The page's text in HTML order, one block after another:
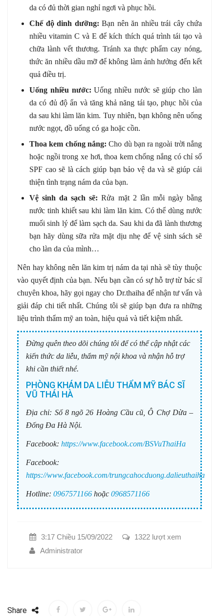
da có đủ thời gian nghỉ ngơi và phục hồi.
Chế độ dinh dưỡng: Bạn nên ăn nhiều trái cây chứa
nhiều vitamin C và E để kích thích quá trình tái tạo và
chữa lành vết thương. Tránh xa thực phẩm cay nóng,
thức ăn nhiều dầu mỡ để không làm ảnh hưởng đến kết
quả điều trị.
Uống nhiều nước: Uống nhiều nước sẽ giúp cho làn
da có đủ độ ẩn và tăng khả năng tái tạo, phục hồi của
da sau khi làm lăn kim. Tuy nhiên, bạn không nên uống
nước ngọt, đồ uống có ga hoặc cồn.
Thoa kem chống nắng: Cho dù bạn ra ngoài trời nắng
hoặc ngồi trong xe hơi, thoa kem chống nắng có chỉ số
SPF cao sẽ là cách giúp bạn bảo vệ da và sẽ giúp cải
thiện tình trạng nám da của bạn.
Vệ sinh da sạch sẽ: Rửa mặt 2 lần mỗi ngày bằng
nước tinh khiết sau khi làm lăn kim. Có thể dùng nước
muối sinh lý để làm sạch da. Sau khi da đã lành thương
bạn hãy dùng sữa rửa mặt dịu nhẹ để vệ sinh sách sẽ
cho làn da của mình…
Nên hay không nên lăn kim trị nám da tại nhà sẽ tùy thuộc
vào quyết định của bạn. Nếu bạn cần có sự hỗ trợ từ bác sĩ
chuyên khoa, hãy gọi ngay cho Dr.thaiha để nhận tư vấn và
giải đáp chi tiết nhất. Chúng tôi sẽ giúp bạn đưa ra những
liệu trình thẩm mỹ an toàn, hiệu quả và tiết kiệm nhất.
Đừng quên theo dõi chúng tôi để có thể cập nhật các
kiến thức da liễu, thẩm mỹ nội khoa và nhận hỗ trợ
khi cần thiết nhé.
PHÒNG KHÁM DA LIỄU THẨM MỸ BÁC SĨ
VŨ THÁI HÀ
Địa chỉ: Số 8 ngõ 26 Hoàng Cầu cũ, Ô Chợ Dừa –
Đống Đa Hà Nội.
Facebook: https://www.facebook.com/BSVuThaiHa
Facebook:
https://www.facebook.com/trungcahocduong.dalieuthaiha
Hotline: 0967571166 hoặc 0968571166
3:17 Chiều 15/09/2022
1322 lượt xem
Administrator
Share